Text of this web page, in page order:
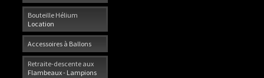
Bouteille Hélium
Location
Accessoires à Ballons
Retraite-descente aux
Flambeaux - Lampions